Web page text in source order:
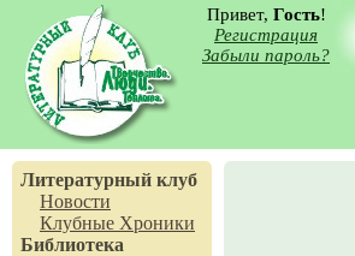
Привет, Гость!
Регистрация
Забыли пароль?
Литературный клуб
Новости
Клубные Хроники
Библиотека